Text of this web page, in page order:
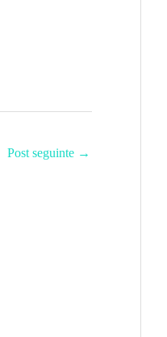
Post seguinte →